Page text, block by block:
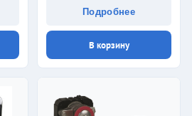
Подробнее
В корзину